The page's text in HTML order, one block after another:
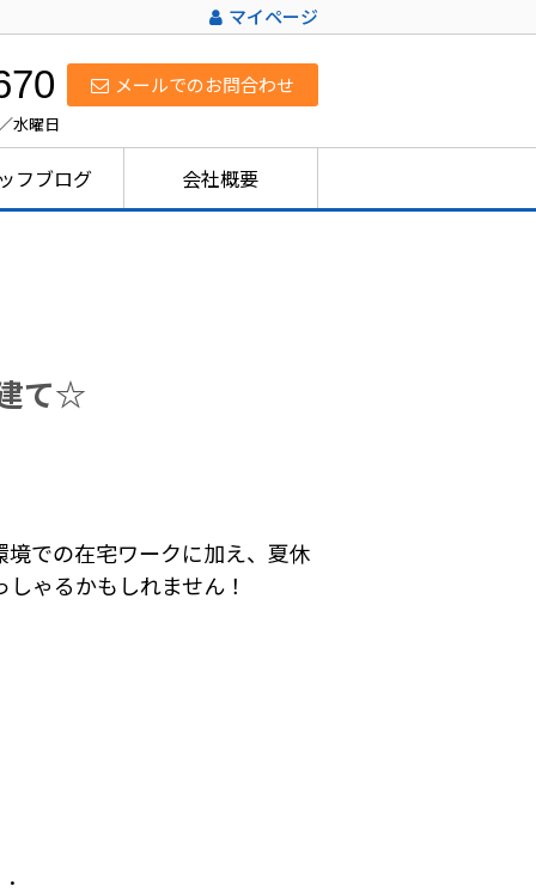
マイページ
メールでのお問合わせ
水曜日
フブログ 会社概要
て☆
での在宅ワークに加え、夏休
ゃるかもしれません！